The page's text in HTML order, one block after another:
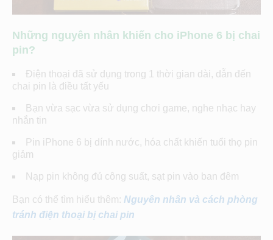
Những nguyên nhân khiến cho iPhone 6 bị chai
pin?
Điện thoại đã sử dụng trong 1 thời gian dài, dẫn đến
chai pin là điều tất yếu
Bạn vừa sạc vừa sử dụng chơi game, nghe nhạc hay
nhắn tin
Pin iPhone 6 bị dính nước, hóa chất khiến tuổi thọ pin
giảm
Nạp pin không đủ công suất, sạt pin vào ban đêm
Bạn có thể tìm hiểu thêm: Nguyên nhân và cách phòng
tránh điện thoại bị chai pin